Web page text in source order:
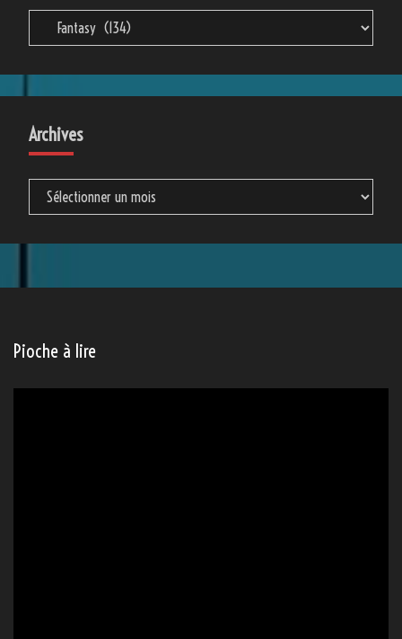
Catégories
Archives
Archives
Pioche à lire